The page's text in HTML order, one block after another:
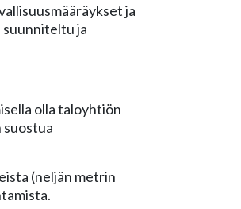
ja
suunniteltu ja
olla taloyhtiön
suostua
(neljän metrin